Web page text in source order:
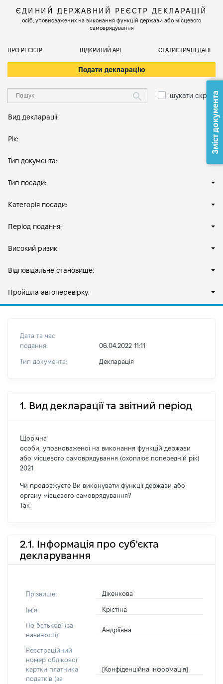
ЄДИНИЙ ДЕРЖАВНИЙ РЕЄСТР ДЕКЛАРАЦІЙ
осіб, уповноважених на виконання функцій держави або місцевого
самоврядування
ПРО РЕЄСТР ВІДКРИТИЙ АРІ СТАТИСТИЧНІ ДАНІ
Подати декларацію
шукати скрізь
Вид декларації:
Рік:
Тип документа:
Тип посади:
Категорія посади:
Період подання:
Високий ризик:
Відповідальне становище:
Пройшла автоперевірку:
Дата та час
подання:
06.04.2022 11:11
Тип документа: Декларація
1. Вид декларації та звітний період
Щорічна
особи, уповноваженої на виконання функцій держави
або місцевого самоврядування (охоплює попередній рік)
2021
Чи продовжуєте Ви виконувати функції держави або
органу місцевого самоврядування?
Так
2.1. Інформація про суб'єкта
декларування
Прізвище: Дженкова
Імʼя: Крістіна
По батькові (за
наявності):
Андріївна
Реєстраційний
номер облікової
картки платника
податків (за
[Конфіденційна інформація]
Зміст документа